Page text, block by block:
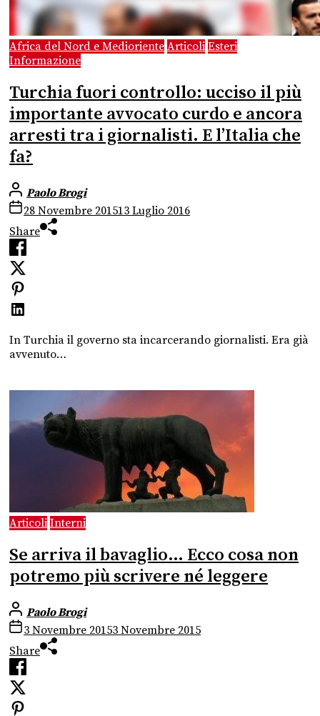
Africa del Nord e Medioriente Articoli Esteri
Informazione
Turchia fuori controllo: ucciso il più
importante avvocato curdo e ancora
arresti tra i giornalisti. E l’Italia che
fa?
Paolo Brogi
28 Novembre 201513 Luglio 2016
Share
In Turchia il governo sta incarcerando giornalisti. Era già
avvenuto…
Articoli Interni
Se arriva il bavaglio… Ecco cosa non
potremo più scrivere né leggere
Paolo Brogi
3 Novembre 20153 Novembre 2015
Share